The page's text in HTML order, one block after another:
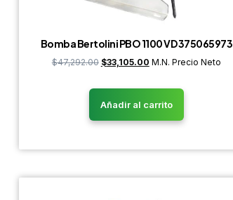
Bomba Bertolini PBO 1100 VD 375065973
$47,292.00 $33,105.00 M.N. Precio Neto
Añadir al carrito